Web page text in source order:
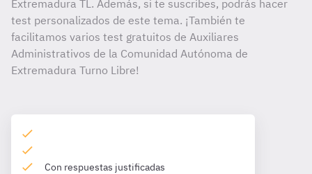
Extremadura TL. Además, si te suscribes, podrás hacer
test personalizados de este tema. ¡También te
facilitamos varios test gratuitos de Auxiliares
Administrativos de la Comunidad Autónoma de
Extremadura Turno Libre!
Con respuestas justificadas